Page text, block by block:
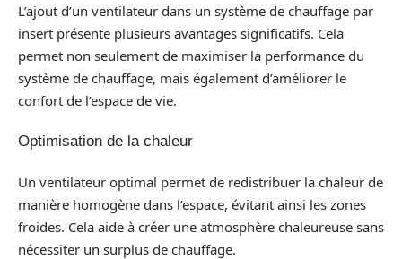
L’ajout d’un ventilateur dans un système de chauffage par
insert présente plusieurs avantages significatifs. Cela
permet non seulement de maximiser la performance du
système de chauffage, mais également d’améliorer le
confort de l’espace de vie.
Optimisation de la chaleur
Un ventilateur optimal permet de redistribuer la chaleur de
manière homogène dans l’espace, évitant ainsi les zones
froides. Cela aide à créer une atmosphère chaleureuse sans
nécessiter un surplus de chauffage.